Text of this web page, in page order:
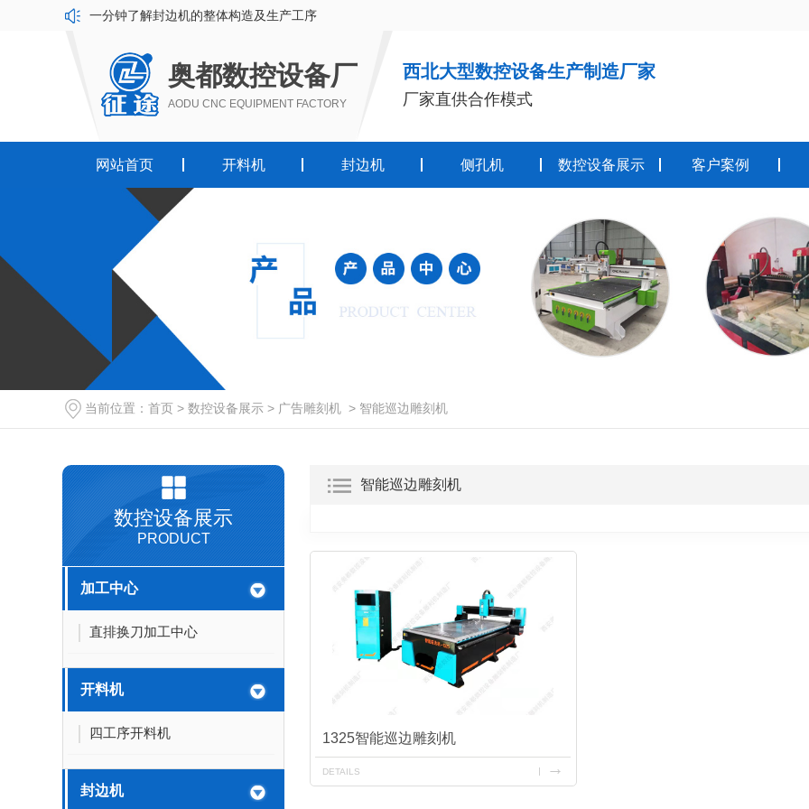
一分钟了解封边机的整体构造及生产工序
奥都数控设备厂
AODU CNC EQUIPMENT FACTORY
西北大型数控设备生产制造厂家
厂家直供合作模式
网站首页 开料机 封边机 侧孔机 数控设备展示 客户案例
当前位置： 首页 > 数控设备展示 > 广告雕刻机 > 智能巡边雕刻机
数控设备展示
PRODUCT
加工中心
直排换刀加工中心
开料机
四工序开料机
封边机
智能巡边雕刻机
1325智能巡边雕刻机
DETAILS